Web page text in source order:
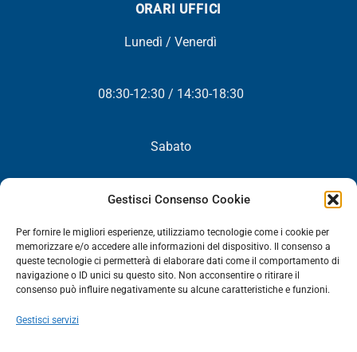
Gestisci Consenso Cookie
Per fornire le migliori esperienze, utilizziamo tecnologie come i cookie per
memorizzare e/o accedere alle informazioni del dispositivo. Il consenso a
queste tecnologie ci permetterà di elaborare dati come il comportamento di
navigazione o ID unici su questo sito. Non acconsentire o ritirare il
consenso può influire negativamente su alcune caratteristiche e funzioni.
Gestisci servizi
ORARI UFFICI
Lunedì / Venerdì
08:30-12:30 / 14:30-18:30
Sabato
Chiuso
NEWSLETTER